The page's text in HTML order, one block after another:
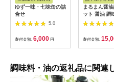
ゆず一味・七味缶の詰
合せ
5.0
寄付金額: 6,000 円
まるまん醤
ット 醤油
寄付金額:
調味料・油の返礼品に関連